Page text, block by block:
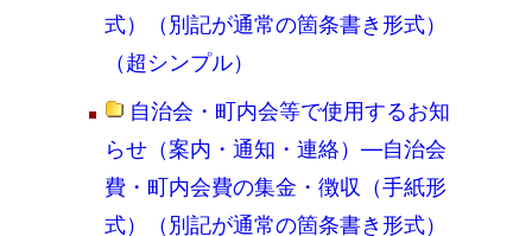
式）（別記が通常の箇条書き形式）
（超シンプル）
自治会・町内会等で使用するお知
らせ（案内・通知・連絡）―自治会
費・町内会費の集金・徴収（手紙形
式）（別記が通常の箇条書き形式）